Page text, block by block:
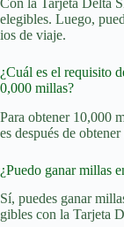
elegibles. Luego,
ios de viaje.
¿Cuál es el requisito
0,000 millas?
Para obtener 10,000
es después de
¿Puedo ganar millas
Sí, puedes ganar
gibles con la Tarjeta